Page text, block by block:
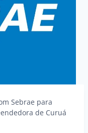
Sebrae para
de Curuá